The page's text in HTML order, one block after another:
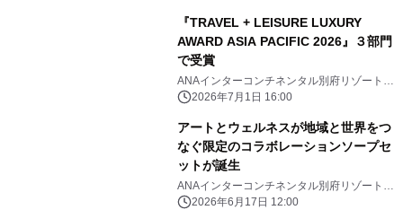
『TRAVEL + LEISURE LUXURY
AWARD ASIA PACIFIC 2026』３部⾨
で受賞
ANAインターコンチネンタル別府リゾート＆
スパ2026年7月1日 16:00
アートとウェルネスが地域と世界をつ
なぐ限定のコラボレーションソープセ
ットが誕生
ANAインターコンチネンタル別府リゾート＆
スパ2026年6月17日 12:00